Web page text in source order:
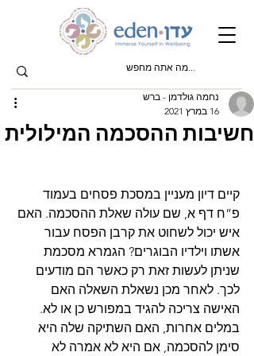
חשיבות ההסכמה המילולית
נחמה גולדמן - ברש
16 במרץ 2021
קיים דיון מעניין במסכת פסחים בעמוד
פ”ח דף א, שם עולה שאלת ההסכמה. האם
איש יכול לשחוט את קרבן הפסח עבור
אשתו וילדיו הבוגרים? הגמרא מסכמת
שניתן לעשות זאת רק כאשר הם מודעים
לכך. לאחר מכן נשאלת השאלה האם
האישה צריכה להגיד במפורש כן או לא.
במלים אחרות, האם השתיקה שלה היא
סימן להסכמה, אם היא לא אמרה לא